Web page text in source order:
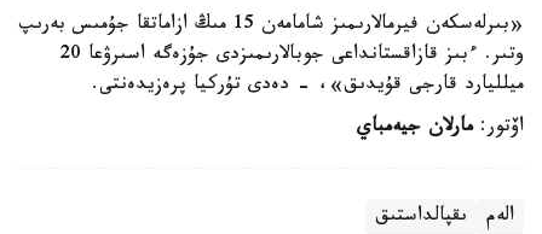
«بىرلەسكەن فيرمالارىمىز شامامەن 15 مىڭ ازاماتقا جۇمىس بەرىپ
وتىر. ءبىز قازاقستانداعى جوبالارىمىزدى جۇزەگە اسىرۋعا 20
ميلليارد قارجى قۇيدىق»، - دەدى تۇركيا پرەزيدەنتى.
اۆتور:مارلان جيەمباي
الەم ىقپالداستىق